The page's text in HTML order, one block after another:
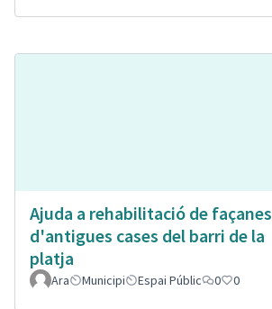
Ajuda a rehabilitació de façanes
d'antigues cases del barri de la
platja
Ara Municipi Espai Públic 0 0